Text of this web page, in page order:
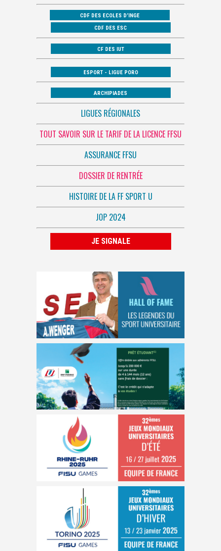
CDF DES ECOLES D’INGE
CDF DES ESC
CF DES IUT
ESPORT - LIGUE PORO
ARCHIPIADES
LIGUES RÉGIONALES
TOUT SAVOIR SUR LE TARIF DE LA LICENCE FFSU
ASSURANCE FFSU
DOSSIER DE RENTRÉE
HISTOIRE DE LA FF SPORT U
JOP 2024
JE SIGNALE